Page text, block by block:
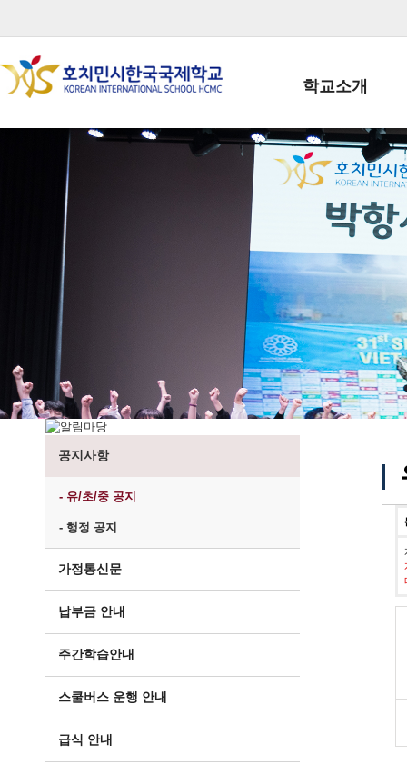
학교소개
학교장인사말
학생회장인사말
학교상징
학교 CI
교직원현황
학생현황
위치/전화
전경사진
공지사항
- 유/초/중 공지
- 행정 공지
가정통신문
납부금 안내
주간학습안내
스쿨버스 운행 안내
급식 안내